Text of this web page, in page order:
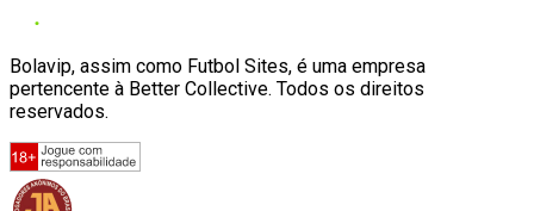
Bolavip, assim como Futbol Sites, é uma empresa
pertencente à Better Collective. Todos os direitos
reservados.